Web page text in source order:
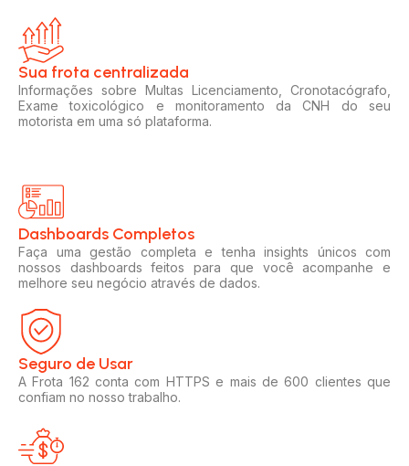
Sua frota centralizada​
Informações sobre Multas Licenciamento, Cronotacógrafo,
Exame toxicológico e monitoramento da CNH do seu
motorista em uma só plataforma.
Dashboards Completos​​
Faça uma gestão completa e tenha insights únicos com
nossos dashboards feitos para que você acompanhe e
melhore seu negócio através de dados.
Seguro de Usar​
A Frota 162 conta com HTTPS e mais de 600 clientes que
confiam no nosso trabalho.